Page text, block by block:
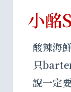
小酩
酸辣海
只
說一定